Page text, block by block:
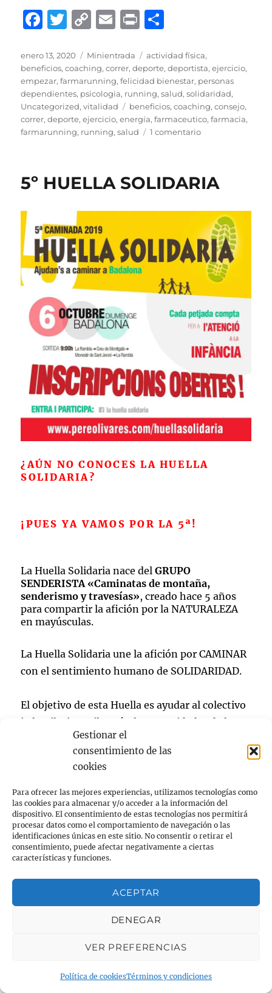
Gestionar el
consentimiento de las
cookies
Para ofrecer las mejores experiencias, utilizamos tecnologías como
las cookies para almacenar y/o acceder a la información del
dispositivo. El consentimiento de estas tecnologías nos permitirá
procesar datos como el comportamiento de navegación o las
identificaciones únicas en este sitio. No consentir o retirar el
consentimiento, puede afectar negativamente a ciertas
características y funciones.
ACEPTAR
DENEGAR
VER PREFERENCIAS
Política de cookiesTérminos y condiciones
F
c
e
b
o
o
T
it
te
r
C
p
y
Li
n
k
E
ai
l
P
n
t
m
p
a
rt
ir
Publicado
el
enero 13, 2020 Formato
Minientrada Categorías
actividad física,
beneficios,coaching,correr,deporte,deportista,ejercicio,
empezar,farmarunning,felicidad bienestar, personas
dependientes, psicologia, running,salud,solidaridad,
Uncategorized,vitalidad Etiquetas
beneficios,coaching,consejo,
correr,deporte,ejercicio,energía,farmaceutico,farmacia,
farmarunning, running,salud 1 comentarioen
LENGUAJE
5º HUELLA SOLIDARIA
¿AÚN NO CONOCES LA HUELLA
SOLIDARIA?
¡PUES YA VAMOS POR LA 5ª!
La Huella Solidaria nace delGRUPO
SENDERISTA «Caminatas de montaña,
senderismo y travesías», creado hace 5 años
para compartir la afición por la NATURALEZA
en mayúsculas.
La Huella Solidaria une la afición por CAMINAR
con el sentimiento humano de SOLIDARIDAD.
El objetivo de esta Huella es ayudar al colectivo
infantil y juvenil según las necesidades de las
familias y en coordinación con la Cruz Roja.
HUELLA SOLIDARIAes una
el Parque de la Serralada de Marina, en